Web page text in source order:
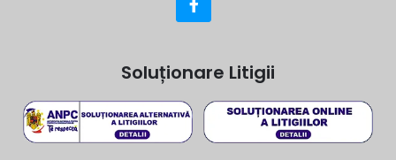
Soluționare Litigii